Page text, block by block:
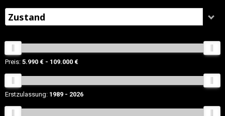
Zustand
Preis: 5.990 € 109.000 €
Erstzulassung: 1989 2026